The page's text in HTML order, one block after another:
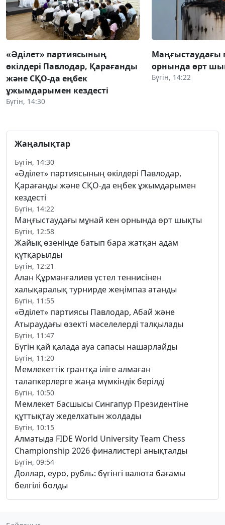
«Әділет» партиясының
өкілдері Павлодар, Қарағанды
және СҚО-да еңбек
ұжымдарымен кездесті
Бүгін, 14:30
Маңғыстаудағы
орнында өрт
Бүгін, 14:22
Жаңалықтар
Бүгін, 14:30
«Әділет» партиясының өкілдері Павлодар,
Қарағанды және СҚО-да еңбек ұжымдарымен
кездесті
Бүгін, 14:22
Маңғыстаудағы мұнай кен орнында өрт шықты
Бүгін, 12:58
Жайық өзенінде батып бара жатқан адам
құтқарылды
Бүгін, 12:21
Алан Құрманғалиев үстел теннисінен
халықаралық турнирде жеңімпаз атанды
Бүгін, 11:55
«Әділет» партиясы Павлодар, Абай және
Атыраудағы өзекті мәселелерді талқылады
Бүгін, 11:47
Бүгін қай қалада ауа сапасы нашарлайды
Бүгін, 11:20
Мемлекеттік грантқа іліге алмаған
талапкерлерге жаңа мүмкіндік берілді
Бүгін, 10:50
Мемлекет басшысы Сингапур Президентіне
құттықтау жеделхатын жолдады
Бүгін, 10:15
Алматыда FIDE World University Team Chess
Championship 2026 финалистері анықталды
Бүгін, 09:54
Доллар, еуро, рубль: бүгінгі валюта бағамы
белгілі болды